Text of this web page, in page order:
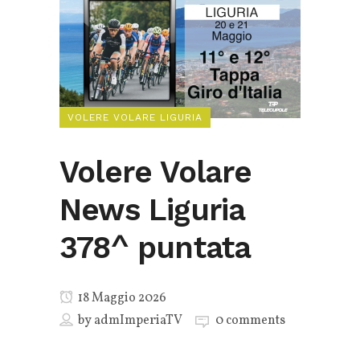
VOLERE VOLARE LIGURIA
Volere Volare
News Liguria
378^ puntata
18 Maggio 2026
byadmImperiaTV 0 comments